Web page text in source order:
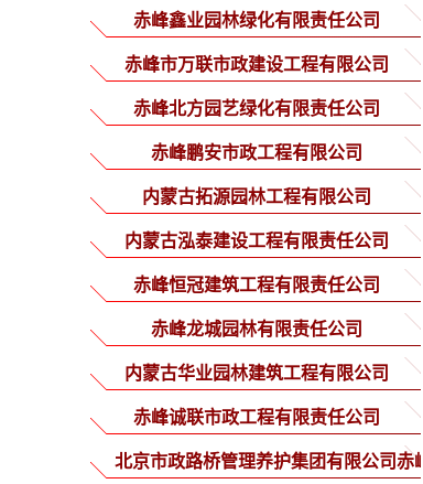
赤峰鑫业园林绿化有限责任公司
赤峰市万联市政建设工程有限公司
赤峰北方园艺绿化有限责任公司
赤峰鹏安市政工程有限公司
内蒙古拓源园林工程有限公司
内蒙古泓泰建设工程有限责任公司
赤峰恒冠建筑工程有限责任公司
赤峰龙城园林有限责任公司
内蒙古华业园林建筑工程有限公司
赤峰诚联市政工程有限责任公司
北京市政路桥管理养护集团有限公司赤峰